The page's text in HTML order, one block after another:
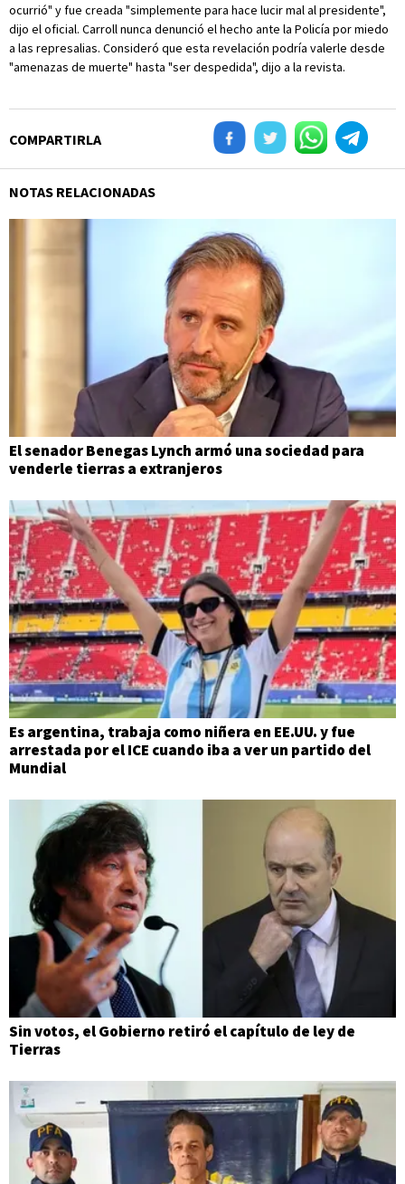
ocurrió" y fue creada "simplemente para hace lucir mal al presidente",
dijo el oficial. Carroll nunca denunció el hecho ante la Policía por miedo
a las represalias. Consideró que esta revelación podría valerle desde
"amenazas de muerte" hasta "ser despedida", dijo a la revista.
COMPARTIRLA
NOTAS RELACIONADAS
El senador Benegas Lynch armó una sociedad para
venderle tierras a extranjeros
Es argentina, trabaja como niñera en EE.UU. y fue
arrestada por el ICE cuando iba a ver un partido del
Mundial
Sin votos, el Gobierno retiró el capítulo de ley de
Tierras